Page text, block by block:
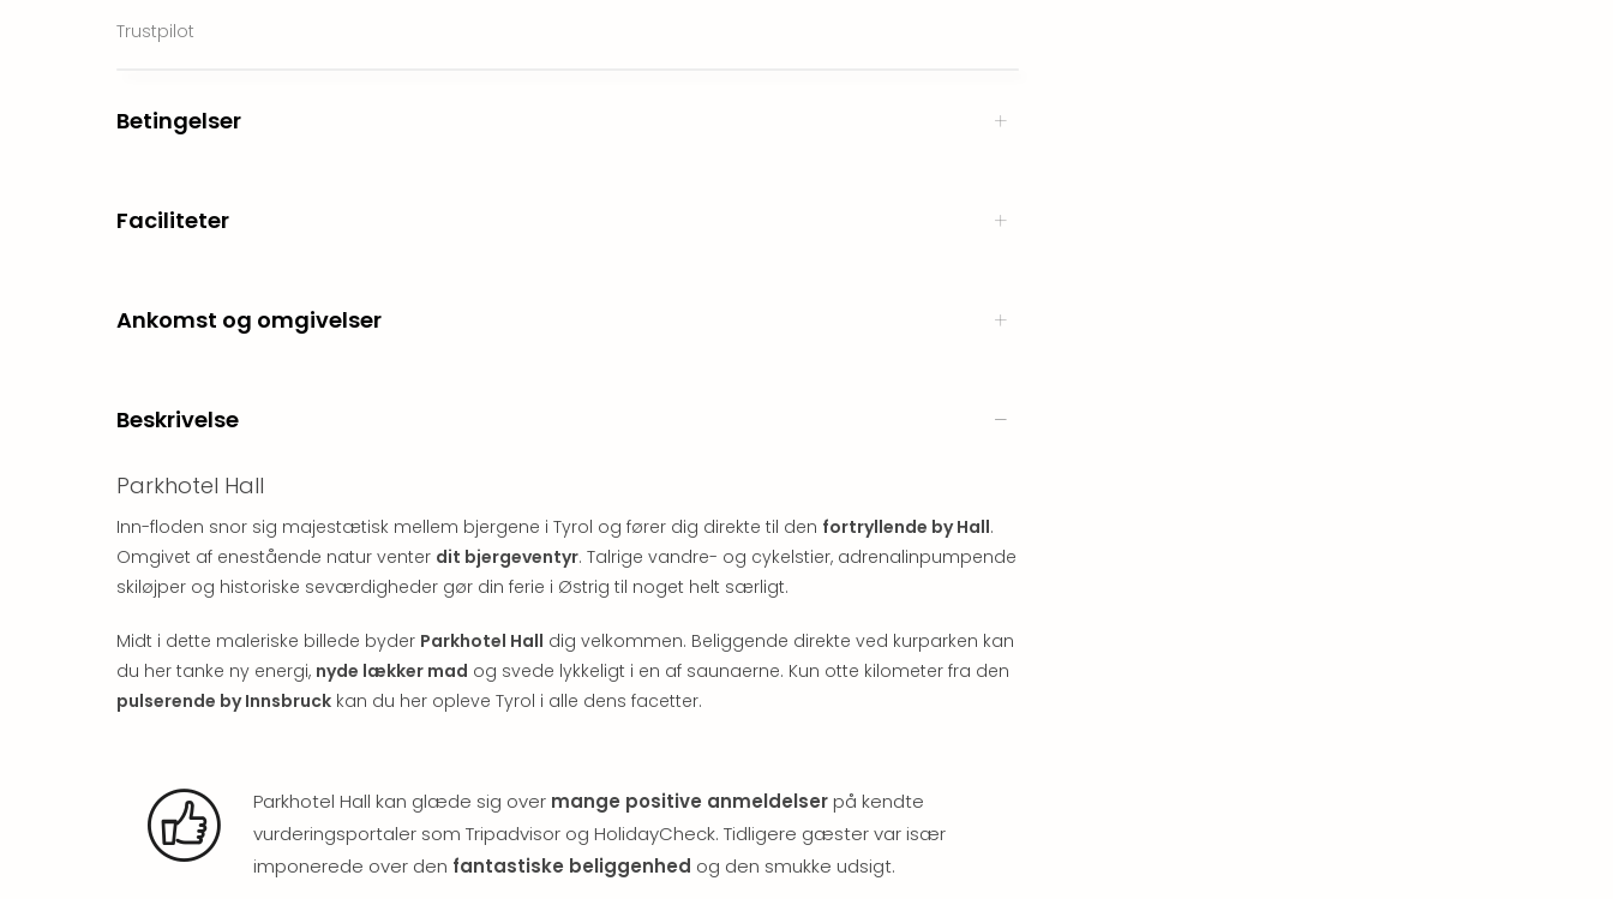
Trustpilot
Betingelser
Faciliteter
Ankomst og omgivelser
Beskrivelse
Parkhotel Hall
Inn-floden snor sig majestætisk mellem bjergene i Tyrol og fører dig direkte til den fortryllende by Hall.
Omgivet af enestående natur venter dit bjergeventyr. Talrige vandre- og cykelstier, adrenalinpumpende
skiløjper og historiske seværdigheder gør din ferie i Østrig til noget helt særligt.
Midt i dette maleriske billede byder Parkhotel Hall dig velkommen. Beliggende direkte ved kurparken kan
du her tanke ny energi, nyde lækker mad og svede lykkeligt i en af saunaerne. Kun otte kilometer fra den
pulserende by Innsbruck kan du her opleve Tyrol i alle dens facetter.
Parkhotel Hall kan glæde sig over mange positive anmeldelserpå kendte
vurderingsportaler som Tripadvisor og HolidayCheck. Tidligere gæster var især
imponerede over den fantastiske beliggenhed og den smukke udsigt.